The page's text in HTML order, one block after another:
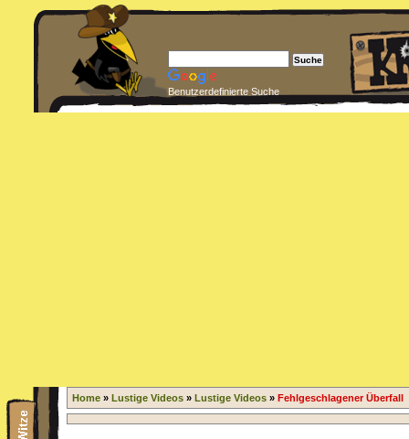
Benutzerdefinierte Suche
Home » Lustige Videos » Lustige Videos » Fehlgeschlagener Überfall